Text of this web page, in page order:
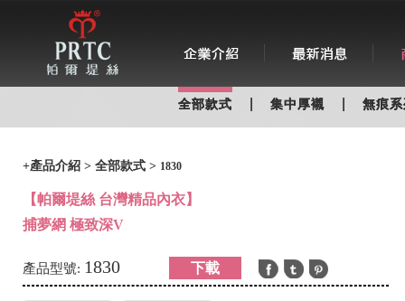
全部款式 集中厚襯 無痕
+產品介紹 > 全部款式 > 1830
【帕爾堤絲 台灣精品內衣】
捕夢網 極致深V
產品型號: 1830 下載